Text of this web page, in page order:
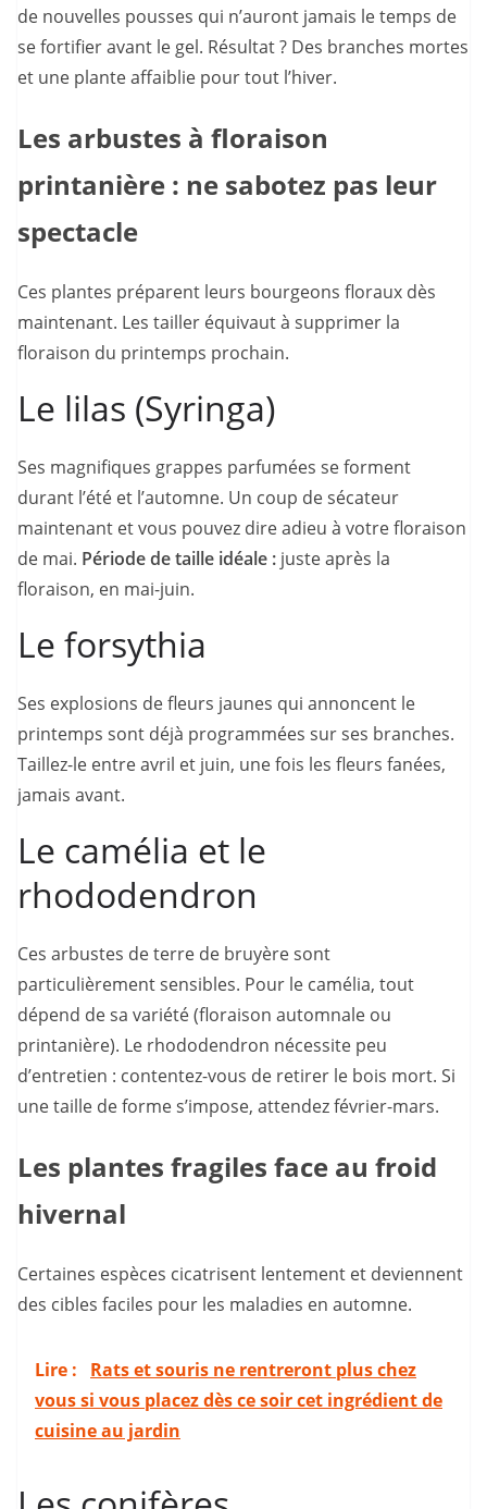
de nouvelles pousses qui n’auront jamais le temps de
se fortifier avant le gel. Résultat ? Des branches mortes
et une plante affaiblie pour tout l’hiver.
Les arbustes à floraison
printanière : ne sabotez pas leur
spectacle
Ces plantes préparent leurs bourgeons floraux dès
maintenant. Les tailler équivaut à supprimer la
floraison du printemps prochain.
Le lilas (Syringa)
Ses magnifiques grappes parfumées se forment
durant l’été et l’automne. Un coup de sécateur
maintenant et vous pouvez dire adieu à votre floraison
de mai. Période de taille idéale : juste après la
floraison, en mai-juin.
Le forsythia
Ses explosions de fleurs jaunes qui annoncent le
printemps sont déjà programmées sur ses branches.
Taillez-le entre avril et juin, une fois les fleurs fanées,
jamais avant.
Le camélia et le
rhododendron
Ces arbustes de terre de bruyère sont
particulièrement sensibles. Pour le camélia, tout
dépend de sa variété (floraison automnale ou
printanière). Le rhododendron nécessite peu
d’entretien : contentez-vous de retirer le bois mort. Si
une taille de forme s’impose, attendez février-mars.
Les plantes fragiles face au froid
hivernal
Certaines espèces cicatrisent lentement et deviennent
des cibles faciles pour les maladies en automne.
Lire :
Rats et souris ne rentreront plus chez
vous si vous placez dès ce soir cet ingrédient de
cuisine au jardin